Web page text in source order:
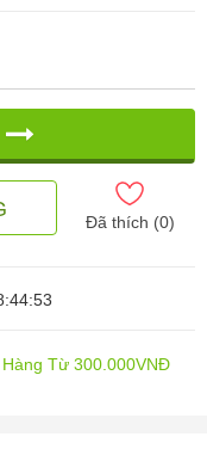
Đã thích (0)
Từ 300.000VNĐ